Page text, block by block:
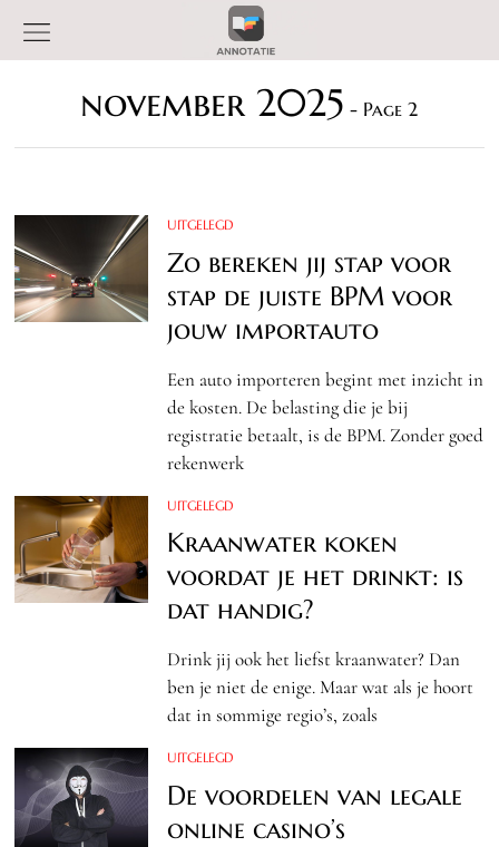
november 2025 - Page 2
UITGELEGD
Zo bereken jij stap voor
stap de juiste BPM voor
jouw importauto
Een auto importeren begint met inzicht in
de kosten. De belasting die je bij
registratie betaalt, is de BPM. Zonder goed
rekenwerk
UITGELEGD
Kraanwater koken
voordat je het drinkt: is
dat handig?
Drink jij ook het liefst kraanwater? Dan
ben je niet de enige. Maar wat als je hoort
dat in sommige regio’s, zoals
UITGELEGD
De voordelen van legale
online casino’s